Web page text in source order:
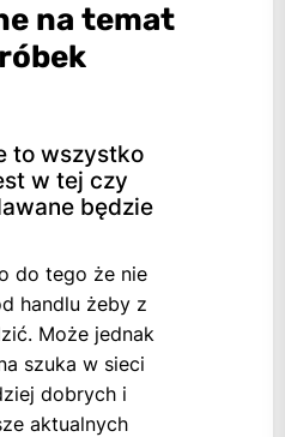
na temat
to wszystko
w tej czy
będzie
do tego że nie
handlu żeby z
Może jednak
szuka w sieci
dobrych i
aktualnych